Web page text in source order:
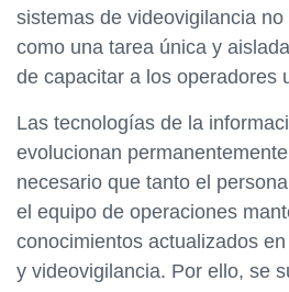
sistemas de videovigilancia
como una tarea única y
de capacitar a los operadores
Las tecnologías de la
evolucionan
necesario que tanto el
el equipo de operaciones
conocimientos actualizados
y videovigilancia. Por ello, se